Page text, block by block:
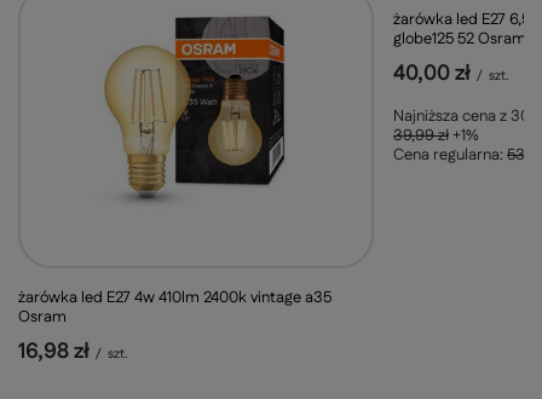
żarówka led E27 4w 410lm 2400k vintage a35
Osram
16,98 zł / szt.
OKAZJA
żarówka led E27
globe125 52 Osram
40,00 zł / szt.
Najniższa cena z 30
39,99 zł+1%
Cena regularna: